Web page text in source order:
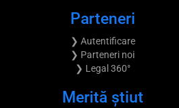
Parteneri
❯ Autentificare
❯ Parteneri noi
❯ Legal 360°
Merită știut